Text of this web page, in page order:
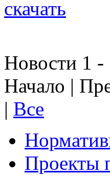
скачать
Новости 1 -
Начало |
| Все
Проекты